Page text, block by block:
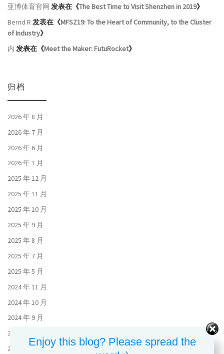
亚博体育官网 发表在《The Best Time to Visit Shenzhen in 2019》
Bernd R 发表在《MFSZ19: To the Heart of Community, to the Cluster
of Industry》
内 发表在《Meet the Maker: FutuRocket》
归档
2026 年 8 月
2026 年 7 月
2026 年 6 月
2026 年 1 月
2025 年 12 月
2025 年 11 月
2025 年 10 月
2025 年 9 月
2025 年 8 月
2025 年 7 月
2025 年 5 月
2024 年 11 月
2024 年 10 月
2024 年 9 月
2024 年 8 月
2024 年 7 月
Enjoy this blog? Please spread the